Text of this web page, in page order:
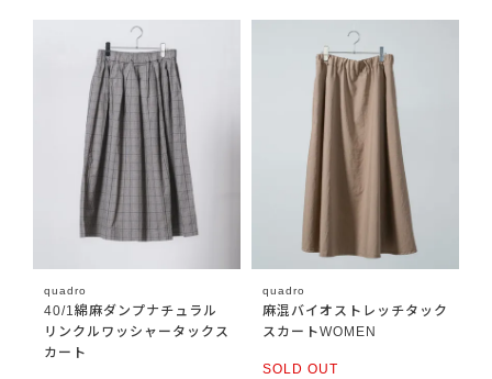
quadro
40/1綿麻ダンプナチュラル
リンクルワッシャータックス
カート
quadro
麻混バイオストレッチタック
スカートWOMEN
SOLD OUT